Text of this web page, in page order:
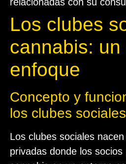
Los clubes
cannabis: un
enfoque
Concepto y
los clubes sociales
Los clubes sociales
privadas donde los